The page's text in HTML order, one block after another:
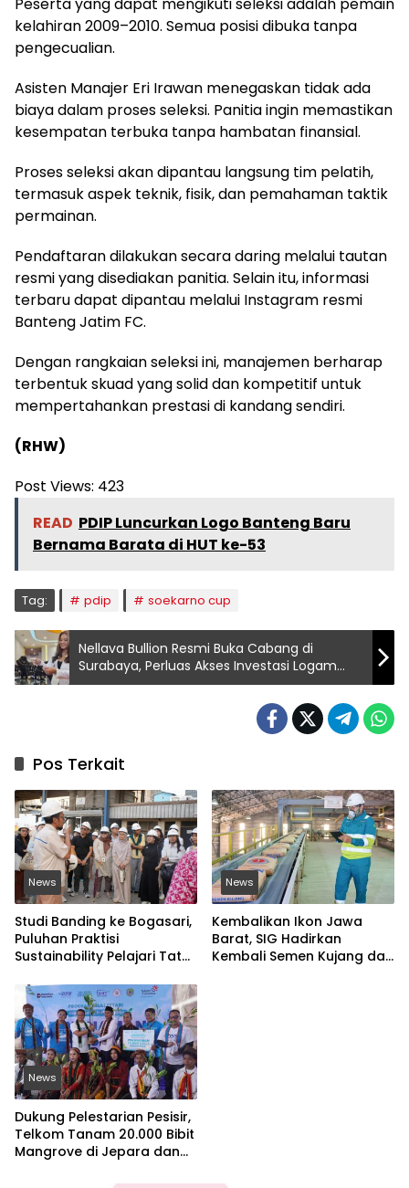
kelahiran 2009–2010. Semua posisi dibuka tanpa
pengecualian.
Asisten Manajer Eri Irawan menegaskan tidak ada
biaya dalam proses seleksi. Panitia ingin memastikan
kesempatan terbuka tanpa hambatan finansial.
Proses seleksi akan dipantau langsung tim pelatih,
termasuk aspek teknik, fisik, dan pemahaman taktik
permainan.
Pendaftaran dilakukan secara daring melalui tautan
resmi yang disediakan panitia. Selain itu, informasi
terbaru dapat dipantau melalui Instagram resmi
Banteng Jatim FC.
Dengan rangkaian seleksi ini, manajemen berharap
terbentuk skuad yang solid dan kompetitif untuk
mempertahankan prestasi di kandang sendiri.
(RHW)
Post Views: 423
READ PDIP Luncurkan Logo Banteng Baru
Bernama Barata di HUT ke-53
Tag: pdip soekarno cup
Nellava Bullion Resmi Buka Cabang di
Surabaya, Perluas Akses Investasi Logam
Mulia
Pos Terkait
News
Studi Banding ke Bogasari,
Puluhan Praktisi
Sustainability Pelajari Tata
Berkelanjutan
News
Kembalikan Ikon Jawa
Barat, SIG Hadirkan
Kembali Semen Kujang dan
News
Dukung Pelestarian Pesisir,
Telkom Tanam 20.000 Bibit
Mangrove di Jepara dan